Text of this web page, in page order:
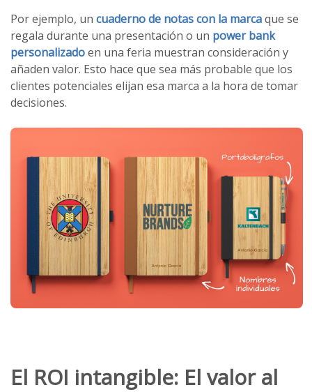
Por ejemplo, un cuaderno de notas con la marcaque se
regala durante una presentación o un power bank
personalizadoen una feria muestran consideración y
añaden valor. Esto hace que sea más probable que los
clientes potenciales elijan esa marca a la hora de tomar
decisiones.
El ROI intangible: El valor al